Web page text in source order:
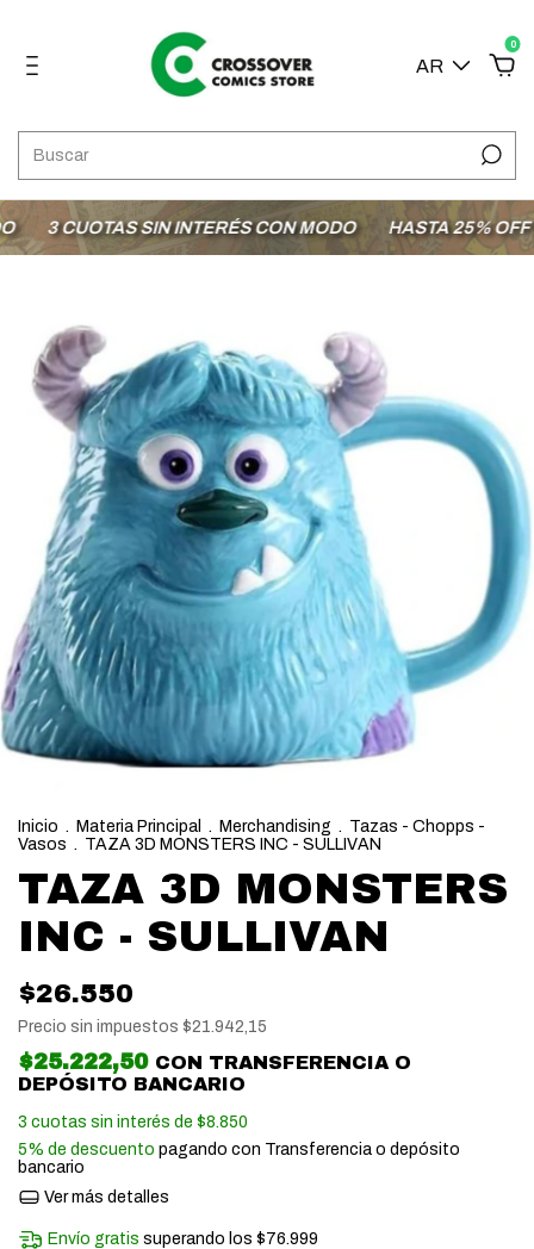
AR
0
3 CUOTAS SIN INTERÉS CON MODO HASTA 25% OFF EN
Inicio . Materia Principal . Merchandising . Tazas - Chopps -
Vasos . TAZA 3D MONSTERS INC - SULLIVAN
TAZA 3D MONSTERS
INC - SULLIVAN
$26.550
Precio sin impuestos $21.942,15
$25.222,50 CON TRANSFERENCIA O
DEPÓSITO BANCARIO
3 cuotas sin interés de $8.850
5% de descuento pagando con Transferencia o depósito
bancario
Ver más detalles
Envío gratis superando los$76.999